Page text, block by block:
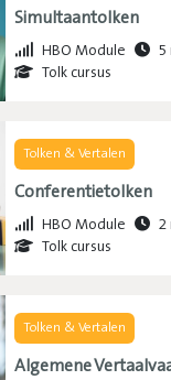
Simultaantolken
HBO Module
5
Tolk cursus
Tolken & Vertalen
Conferentietolken
HBO Module
2
Tolk cursus
Tolken & Vertalen
Algemene